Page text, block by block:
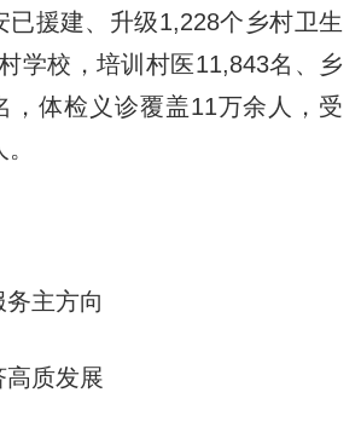
已援建、升级1,228个乡村卫生
学校，培训村医11,843名、乡
，体检义诊覆盖11万余人，受
主方向
质发展